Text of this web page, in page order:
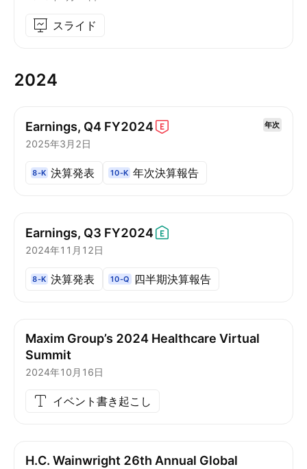
スライド
2024
Earnings, Q4 FY2024 年次
2025年3月2日
8-K 決算発表 10-K 年次決算報告
Earnings, Q3 FY2024
2024年11月12日
8-K 決算発表 10-Q 四半期決算報告
Maxim Group’s 2024 Healthcare Virtual
Summit
2024年10月16日
イベント書き起こし
H.C. Wainwright 26th Annual Global